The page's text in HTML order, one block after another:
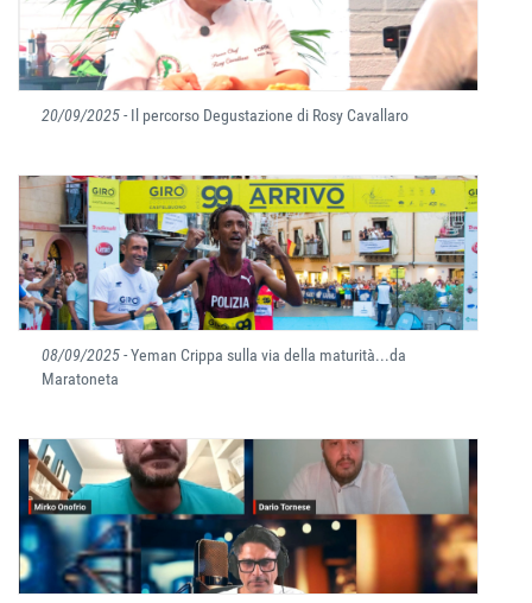
20/09/2025- Il percorso Degustazione di Rosy Cavallaro
08/09/2025- Yeman Crippa sulla via della maturità...da
Maratoneta